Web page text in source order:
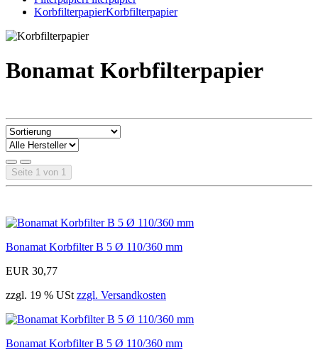
KorbfilterpapierKorbfilterpapier
Bonamat Korbfilterpapier
Seite 1 von 1
Bonamat Korbfilter B 5 Ø 110/360 mm
EUR 30,77
zzgl. 19 % USt zzgl. Versandkosten
Bonamat Korbfilter B 5 Ø 110/360 mm